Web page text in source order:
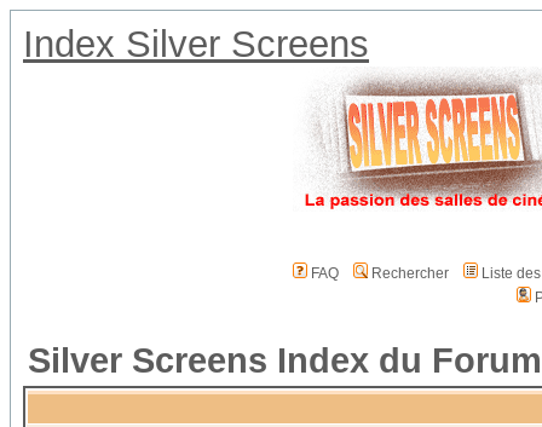
Index Silver Screens
FAQ Rechercher
Liste
Silver Screens Index du Forum